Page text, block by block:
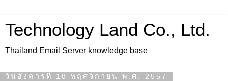
Technology Land Co., Ltd.
Thailand Email Server knowledge base
วันอังคารที่ 18 พฤศจิกายน พ.ศ. 2557